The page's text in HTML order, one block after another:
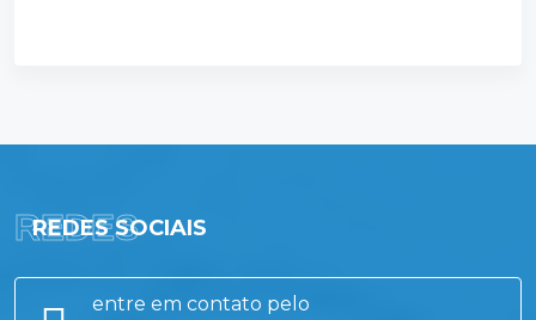
REDES SOCIAIS
REDES
entre em contato pelo